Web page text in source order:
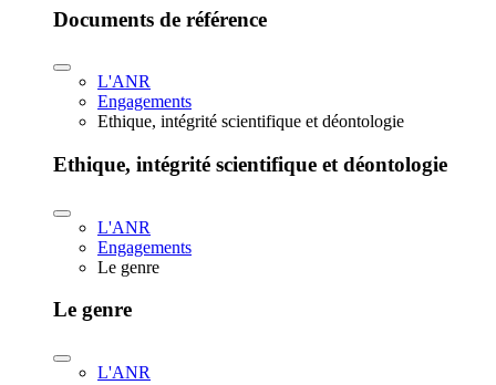
Documents de référence
L'ANR
Engagements
Ethique, intégrité scientifique et déontologie
Ethique, intégrité scientifique et déontologie
L'ANR
Engagements
Le genre
Le genre
L'ANR